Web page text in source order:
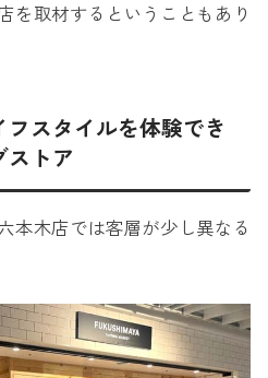
を取材するということもあり
スタイルを体験でき
ストア
本木店では客層が少し異なる